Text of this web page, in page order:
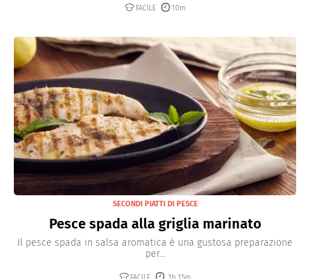
FACILE 10m
SECONDI PIATTI DI PESCE
Pesce spada alla griglia marinato
Il pesce spada in salsa aromatica è una gustosa preparazione
per...